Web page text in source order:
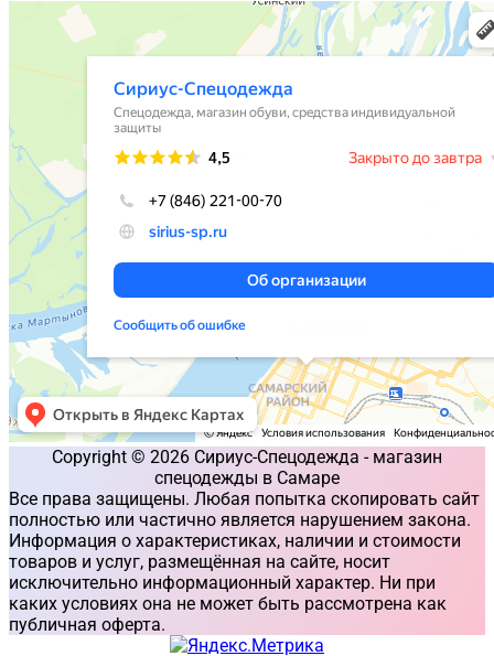
Copyright © 2026 Сириус-Спецодежда - магазин
спецодежды в Самаре
Все права защищены. Любая попытка скопировать сайт
полностью или частично является нарушением закона.
Информация о характеристиках, наличии и стоимости
товаров и услуг, размещённая на сайте, носит
исключительно информационный характер. Ни при
каких условиях она не может быть рассмотрена как
публичная оферта.